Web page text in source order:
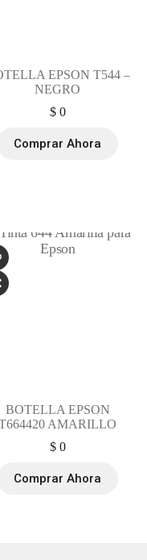
EPSON T544 –
NEGRO
$0
Comprar Ahora
BOTELLA EPSON
AMARILLO
$0
Comprar Ahora